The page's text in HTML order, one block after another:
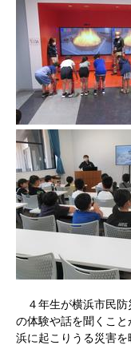
４年生が横浜市民防
の体験や話を聞くこ
浜に起こりうる災害を